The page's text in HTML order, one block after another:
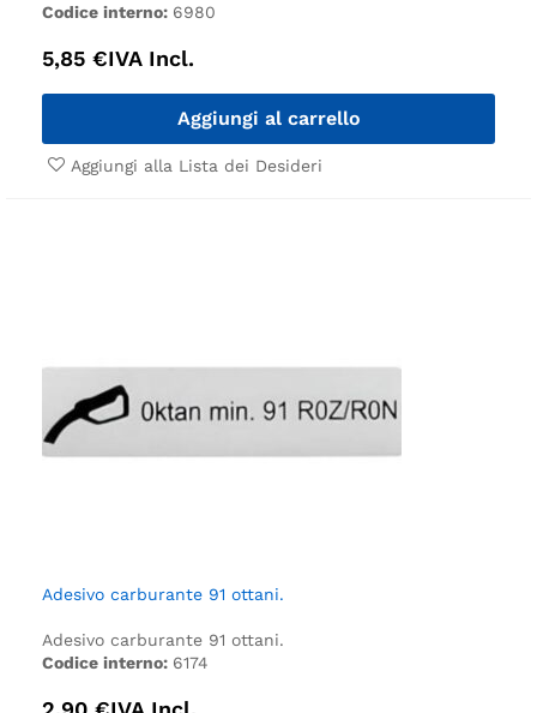
Codice interno: 6980
5,85 €IVA Incl.
Aggiungi al carrello
Aggiungi alla Lista dei Desideri
Adesivo carburante 91 ottani.
Adesivo carburante 91 ottani.
Codice interno: 6174